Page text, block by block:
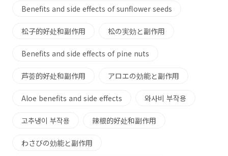
Benefits and side effects of sunflower seeds
松子的好处和副作用 松の実効と副作用
Benefits and side effects of pine nuts
芦荟的好处和副作用 アロエの効能と副作用
Aloe benefits and side effects 와사비 부작용
고추냉이 부작용 辣根的好处和副作用
わさびの効能と副作用